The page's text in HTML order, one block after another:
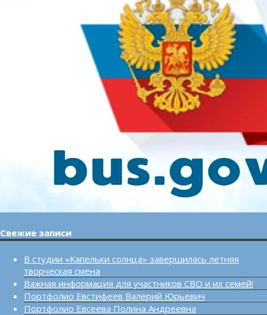
Свежие записи
В студии «Капельки солнца» завершилась летняя
творческая смена
Важная информация для участников СВО и их семей!
Портфолио Евстифеев Валерий Юрьевич
Портфолио Евсеева Полина Андреевна